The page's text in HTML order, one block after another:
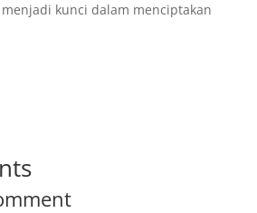
kunci dalam menciptakan